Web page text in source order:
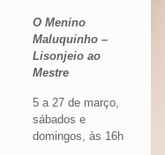
O Menino
Maluquinho –
Lisonjeio ao
Mestre
5 a 27 de março,
sábados e
domingos, às 16h